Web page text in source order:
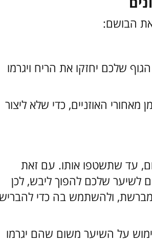
הבושם:
שלכם יחזקו את הריח ויגרמו
האוזניים, כדי שלא ליצור
עד שתשטפו אותו. עם זאת
לשיער שלכם להפוך ליבש, לכן
ולהשתמש בה כדי להבריש
על השיער משום שהם יגרמו